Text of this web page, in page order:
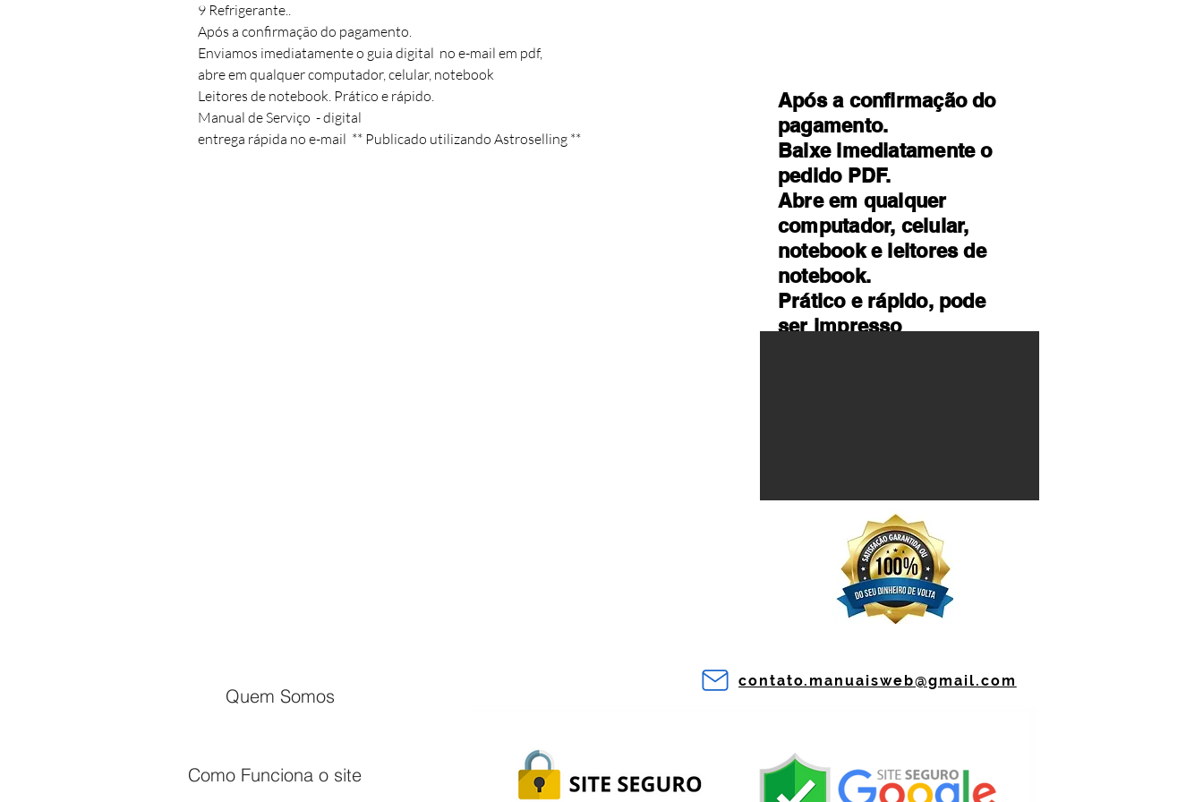
9 Refrigerante..
Após a confirmação do pagamento.
Enviamos imediatamente o guia digital  no e-mail em pdf,
abre em qualquer computador, celular, notebook
Leitores de notebook. Prático e rápido.
Manual de Serviço  - digital
entrega rápida no e-mail  ** Publicado utilizando Astroselling **
Após a confirmação do
pagamento.
Baixe imediatamente o
pedido PDF.
Abre em qualquer
computador, celular,
notebook e leitores de
notebook.
Prático e rápido, pode
ser impresso
Quem Somos
Como Funciona o site
contato.manuaisweb@gmail.com